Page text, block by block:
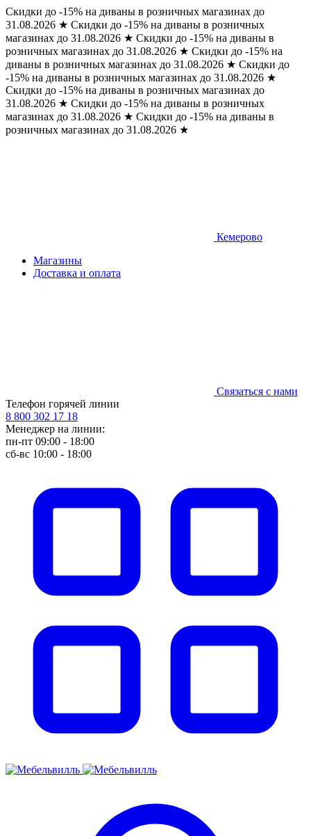
Скидки до -15% на диваны в розничных магазинах до
31.08.2026 ★ Скидки до -15% на диваны в розничных
магазинах до 31.08.2026 ★ Скидки до -15% на диваны в
розничных магазинах до 31.08.2026 ★ Скидки до -15% на
диваны в розничных магазинах до 31.08.2026 ★ Скидки до
-15% на диваны в розничных магазинах до 31.08.2026 ★
Скидки до -15% на диваны в розничных магазинах до
31.08.2026 ★ Скидки до -15% на диваны в розничных
магазинах до 31.08.2026 ★ Скидки до -15% на диваны в
розничных магазинах до 31.08.2026 ★
Кемерово
Магазины
Доставка и оплата
Связаться с нами
Телефон горячей линии
8 800 302 17 18
Менеджер на линии:
пн-пт 09:00 - 18:00
сб-вс 10:00 - 18:00